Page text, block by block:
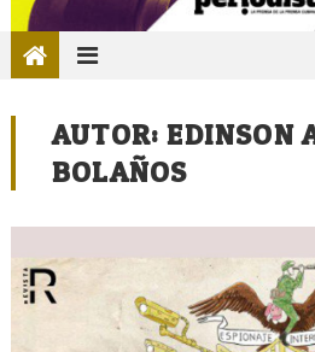
AUTOR:EDINSON
BOLAÑOS